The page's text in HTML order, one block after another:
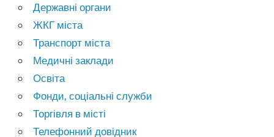
Державні органи
ЖКГ міста
Транспорт міста
Медичні заклади
Освіта
Фонди, соціальні служби
Торгівля в місті
Телефонний довідник